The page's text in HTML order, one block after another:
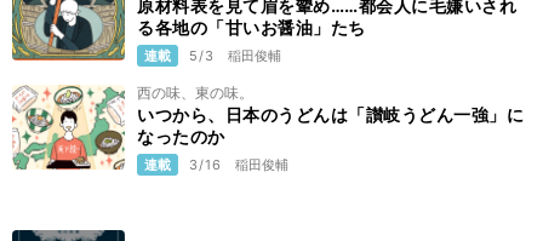
原材料表を見て眉を顰め……都会人に毛嫌いされ
る各地の「甘いお醤油」たち
連載 5/3 稲田俊輔
西の味、東の味。
いつから、日本のうどんは「讃岐うどん一強」に
なったのか
連載 3/16 稲田俊輔